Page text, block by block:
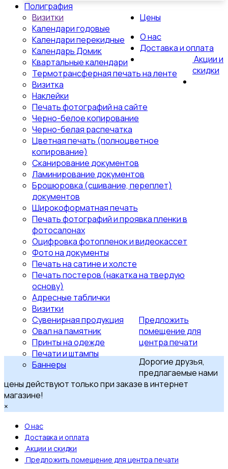
Полиграфия
Визитки
Календари годовые
Календари перекидные
Календарь Домик
Квартальные календари
Термотрансферная печать на ленте
Визитка
Наклейки
Цены
Печать фотографий на сайте
Черно-белое копирование
Черно-белая распечатка
Цветная печать (полноцветное
копирование)
Сканирование документов
Ламинирование документов
Брошюровка (сшивание, переплет)
документов
Широкоформатная печать
Печать фотографий и проявка пленки в
фотосалонах
Оцифровка фотопленок и видеокассет
Фото на документы
Печать на сатине и холсте
Печать постеров (накатка на твердую
основу)
Адресные таблички
Визитки
Сувенирная продукция
Овал на памятник
Принты на одежде
Печати и штампы
Баннеры
О нас
Доставка и оплата
Акции и
скидки
Предложить
помещение для
центра печати
Дорогие друзья,
предлагаемые нами
цены действуют только при заказе в интернет
магазине!
×
О нас
Доставка и оплата
Акции и скидки
Предложить помещение для центра печати